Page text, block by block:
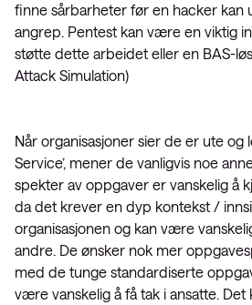
finne sårbarheter før en hacker kan
angrep. Pentest kan være en viktig
støtte dette arbeidet eller en BAS-
Attack Simulation)
Når organisasjoner sier de er ute og
Service’, mener de vanligvis noe
spekter av oppgaver er vanskelig å
da det krever en dyp kontekst /
organisasjonen og kan være
andre. De ønsker nok mer
med de tunge standardiserte
være vanskelig å få tak i ansatte. Det